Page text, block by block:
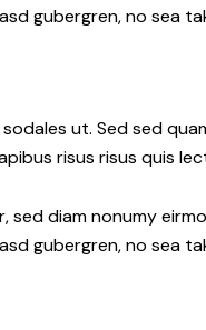
gubergren, no sea
ut. Sed sed
risus risus quis
diam nonumy
gubergren, no sea